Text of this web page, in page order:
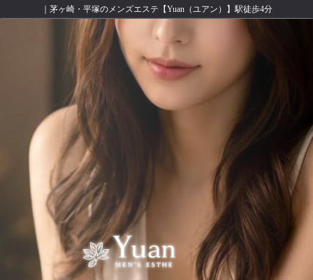
｜茅ヶ崎・平塚のメンズエステ【Yuan（ユアン）】駅徒歩4分